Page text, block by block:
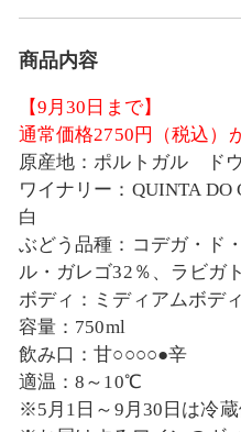
商品内容
【9月30日まで】
通常価格2750円（税込）
原産地：ポルトガル ド
ワイナリー：QUINTA DO
白
ぶどう品種：コデガ・ド
ル・ガレゴ32％、ラビガ
ボディ：ミディアムボディ
容量：750ml
飲み口：甘○○○○●辛
適温：8～10℃
※5月1日～9月30日は冷蔵